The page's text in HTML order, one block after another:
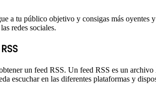
tu público objetivo y consigas más oyentes
redes sociales.
un feed RSS. Un feed RSS es un
escuchar en las diferentes plataformas y